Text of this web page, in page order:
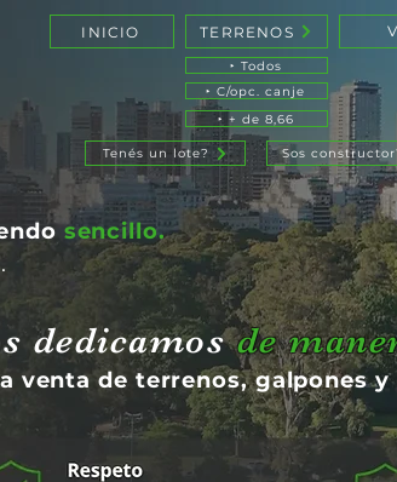
sencillo.
TERRENOS
‣ Todos
‣ C/opc. canje
‣ + de 8,66
INICIO
dedicamosde
venta de terrenos, galpones
Tenés un lote? Sos